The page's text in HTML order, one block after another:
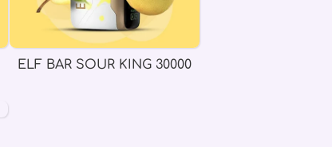
ELF BAR SOUR KING 30000